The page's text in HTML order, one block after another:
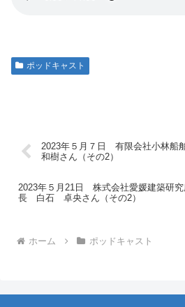
ポッドキャスト
2023年５月７日 有限会社小林
和樹さん（その2）
2023年５月21日 株式会社愛媛建築研
長 白石 卓央さん（その2）
ホーム ポッドキャスト